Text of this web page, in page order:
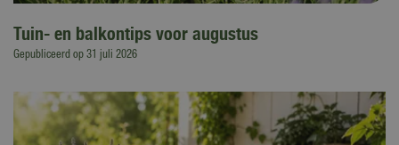
Tuin- en balkontips voor augustus
Gepubliceerd op 31 juli 2026